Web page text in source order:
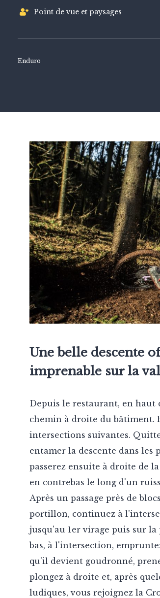
Point de vue et paysages
Enduro
Une belle descente
imprenable sur la
Depuis le restaurant, en haut
chemin à droite du bâtiment.
intersections suivantes.
entamer la descente dans les
passerez ensuite à droite de
en contrebas le long d'un
Après un passage près de
portillon, continuez à
jusqu'au 1er virage puis sur
bas, à l'intersection,
qu'il devient goudronné,
plongez à droite et, après
ludiques, vous rejoignez la